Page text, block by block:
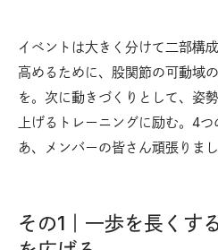
イベントは大きく分けて二部構
高めるために、股関節の可動域
を。次に動きづくりとして、姿
上げるトレーニングに励む。4
あ、メンバーの皆さん頑張りま
その1｜一歩を長くす